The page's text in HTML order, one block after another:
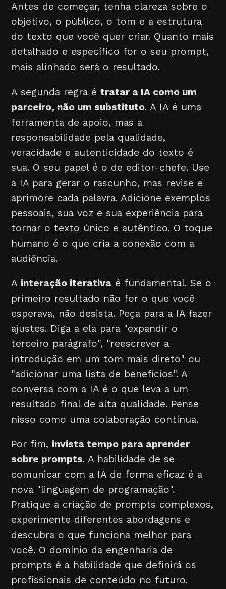
Antes de começar, tenha clareza sobre o
objetivo, o público, o tom e a estrutura
do texto que você quer criar. Quanto mais
detalhado e específico for o seu prompt,
mais alinhado será o resultado.
A segunda regra étratar a IA como um
parceiro, não um substituto. A IA é uma
ferramenta de apoio, mas a
responsabilidade pela qualidade,
veracidade e autenticidade do texto é
sua. O seu papel é o de editor-chefe. Use
a IA para gerar o rascunho, mas revise e
aprimore cada palavra. Adicione exemplos
pessoais, sua voz e sua experiência para
tornar o texto único e autêntico. O toque
humano é o que cria a conexão com a
audiência.
A interação iterativa é fundamental. Se o
primeiro resultado não for o que você
esperava, não desista. Peça para a IA fazer
ajustes. Diga a ela para "expandir o
terceiro parágrafo", "reescrever a
introdução em um tom mais direto" ou
"adicionar uma lista de benefícios". A
conversa com a IA é o que leva a um
resultado final de alta qualidade. Pense
nisso como uma colaboração contínua.
Por fim, invista tempo para aprender
sobre prompts. A habilidade de se
comunicar com a IA de forma eficaz é a
nova "linguagem de programação".
Pratique a criação de prompts complexos,
experimente diferentes abordagens e
descubra o que funciona melhor para
você. O domínio da engenharia de
prompts é a habilidade que definirá os
profissionais de conteúdo no futuro.